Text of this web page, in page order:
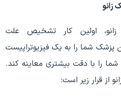
زانو
اولین کار تشخیص علت
پزشک شما را به یک فیزیوتراپیست
را با دقت بیشتری معاینه کند.
از قرار زیر است: